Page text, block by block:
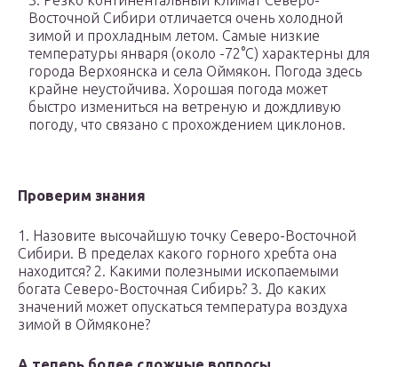
Восточной Сибири отличается очень холодной
зимой и прохладным летом. Самые низкие
температуры января (около -72°С) характерны для
города Верхоянска и села Оймякон. Погода здесь
крайне неустойчива. Хорошая погода может
быстро измениться на ветреную и дождливую
погоду, что связано с прохождением циклонов.
Проверим знания
1. Назовите высочайшую точку Северо-Восточной
Сибири. В пределах какого горного хребта она
находится? 2. Какими полезными ископаемыми
богата Северо-Восточная Сибирь? 3. До каких
значений может опускаться температура воздуха
зимой в Оймяконе?